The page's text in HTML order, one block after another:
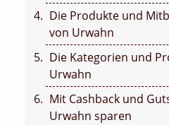
Die Produkte und
von Urwahn
Die Kategorien und
Urwahn
Mit Cashback und
Urwahn sparen